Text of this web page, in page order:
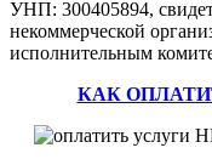
УНП: 300405894,
некоммерческой
исполнительным
КАК